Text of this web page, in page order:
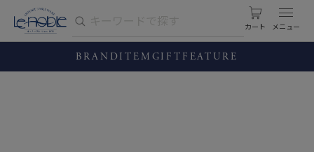
カート
BRANDITEM GIFT FEATURE